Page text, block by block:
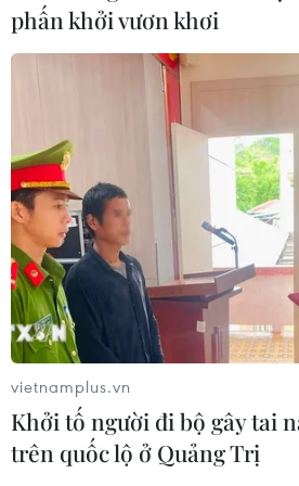
Xem trực tiếp trận Thái Lan-
Malaysia tại ASEAN Cup 2026
Đình Bắc gây thất vọng
Singapore, điều gì đang xảy ra với
tuyển Việt Nam?
01/08/2026 03:00
Xem thêm
phấn khởi vươn khơi
vietnamplus.vn
Khởi tố người đi bộ gây tai
trên quốc lộ ở Quảng Trị